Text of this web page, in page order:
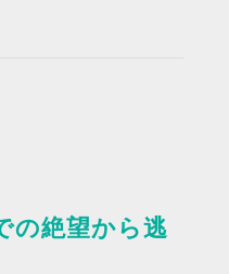
の絶望から逃